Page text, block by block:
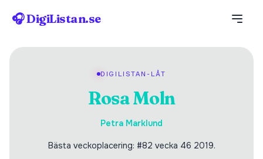
🎧 DigiListan.se
DIGILISTAN-LÅT
Rosa Moln
Petra Marklund
Bästa veckoplacering: #82 vecka 46 2019.